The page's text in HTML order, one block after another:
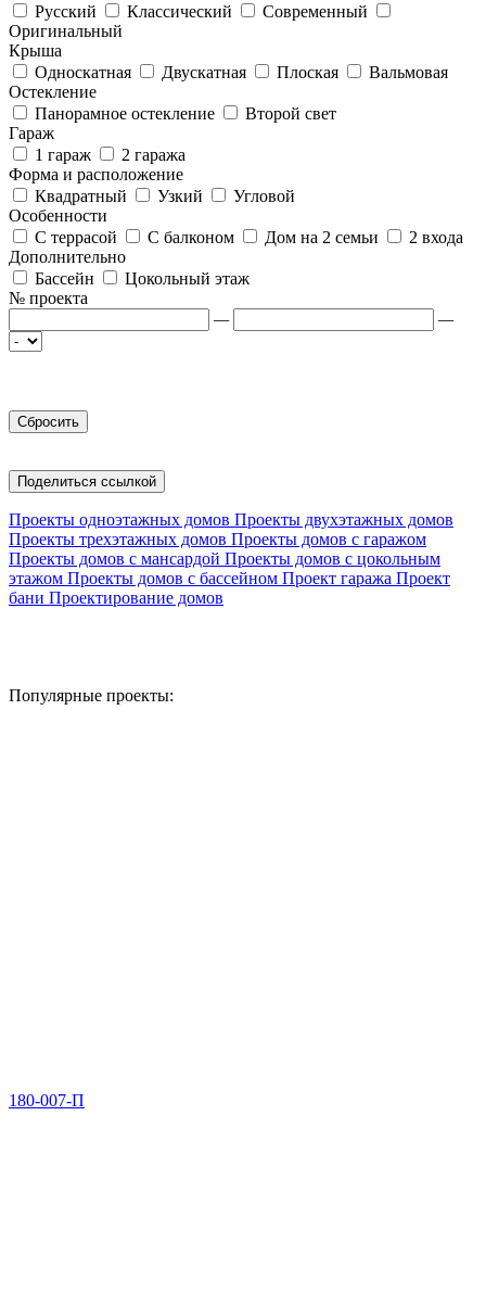
Русский
Классический
Современный
Оригинальный
Крыша
Односкатная
Двускатная Плоская
Вальмовая
Остекление
Панорамное остекление
Второй свет
Гараж
1 гараж
2 гаража
Форма и расположение
Квадратный
Узкий
Угловой
Особенности
С террасой
С балконом Дом на 2 семьи
2 входа
Дополнительно
Бассейн
Цокольный этаж
№ проекта
—
—
Поделиться ссылкой
Проекты одноэтажных домов Проекты двухэтажных домов
Проекты трехэтажных домов Проекты домов с гаражом
Проекты домов с мансардой Проекты домов с цокольным
этажом Проекты домов с бассейном Проект гаража Проект
бани Проектирование домов
Популярные проекты:
180-007-П